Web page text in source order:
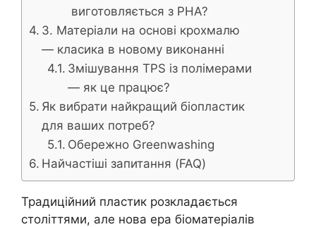
виготовляється з PHA?
3. Матеріали на основі крохмалю
— класика в новому виконанні
Змішування TPS із полімерами
— як це працює?
Як вибрати найкращий біопластик
для ваших потреб?
Обережно Greenwashing
Найчастіші запитання (FAQ)
Традиційний пластик розкладається
століттями, але нова ера біоматеріалів